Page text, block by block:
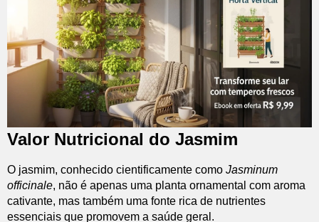
Valor Nutricional do Jasmim
O jasmim, conhecido cientificamente como Jasminum
officinale, não é apenas uma planta ornamental com aroma
cativante, mas também uma fonte rica de nutrientes
essenciais que promovem a saúde geral.